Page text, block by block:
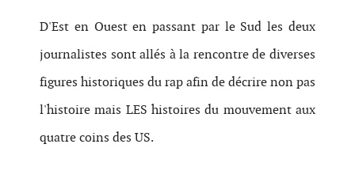
D'Est en Ouest en passant par le Sud les deux
journalistes sont allés à la rencontre de diverses
figures historiques du rap afin de décrire non pas
l'histoire mais LES histoires du mouvement aux
quatre coins des US.